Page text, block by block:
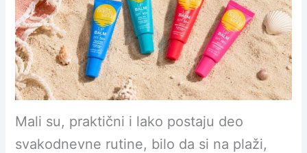
Mali su, praktični i lako postaju deo
svakodnevne rutine, bilo da si na plaži,